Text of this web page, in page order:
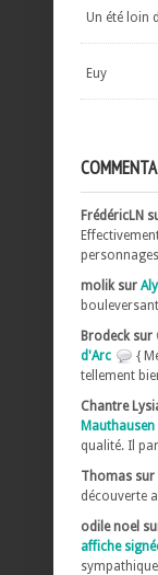
Un été loin
Euy
FrédéricLN
molik sur
Brodeck sur
d'Arc
{
tellement
Chantre
Mauthausen
qualité. Il
Thomas sur
découverte
odile noel
affiche